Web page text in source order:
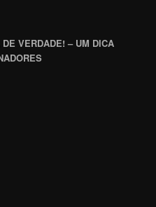
VERDADE! – UM DICA